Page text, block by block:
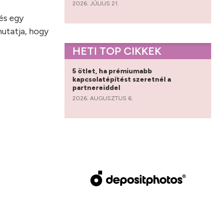
egy
hogy
2026. JÚLIUS 21.
HETI TOP CIKKEK
5 ötlet, ha prémiumabb
kapcsolatépítést szeretnél a
partnereiddel
2026. AUGUSZTUS 6.